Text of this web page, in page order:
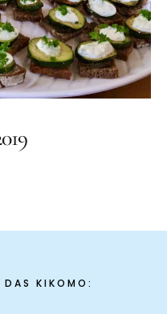
Health Diet
KiKoMo
Outdoorkochen
DAS KIKOMO: